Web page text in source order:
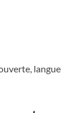
langue